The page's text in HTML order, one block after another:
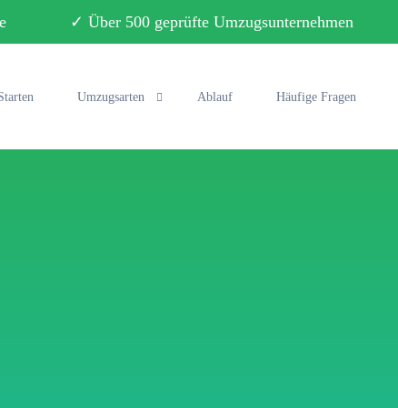
✓ Über 500 geprüfte Umzugsunternehmen
Umzugsarten Ablauf Häufige Fragen